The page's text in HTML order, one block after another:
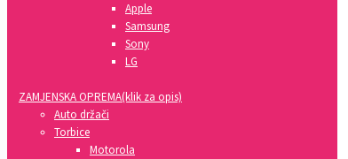
Apple
Samsung
Sony
LG
ZAMJENSKA OPREMA(klik za opis)
Auto držači
Torbice
Motorola